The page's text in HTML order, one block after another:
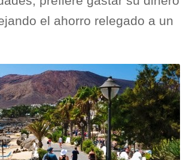
el ahorro relegado a un